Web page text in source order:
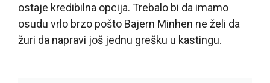
ostaje kredibilna opcija. Trebalo bi da imamo
osudu vrlo brzo pošto Bajern Minhen ne želi da
žuri da napravi još jednu grešku u kastingu.